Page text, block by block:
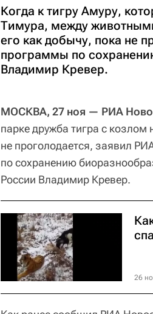
Когда к тигру Амуру,
Тимура, между
его как добычу, пока не
программы по
Владимир Кревер.
МОСКВА, 27 ноя — РИА
парке дружба тигра с козлом
не проголодается, заявил
по сохранению
России Владимир Кревер.
26